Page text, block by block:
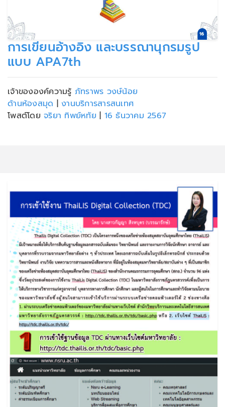
การเขียนอ้างอิง และบรรณานุกรมรูป
แบบ APA7th
เจ้าขององค์ความรู้ ภัทราพร วงษ์น้อย
ด้านห้องสมุด | งานบริการสารสนเทศ
โพสต์โดย จริยา ทิพย์หทัย | 16 ธันวาคม 2567